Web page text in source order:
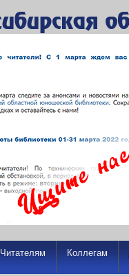
Читателям Коллегам